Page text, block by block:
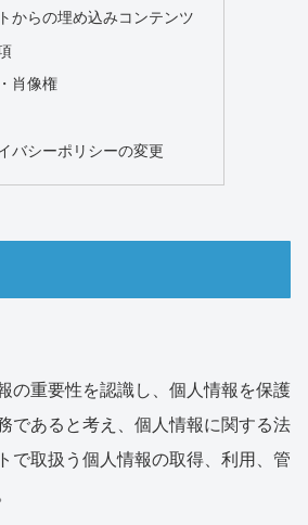
からの埋め込みコンテンツ
肖像権
バシーポリシーの変更
の重要性を認識し、個人情報を保護
であると考え、個人情報に関する法
で取扱う個人情報の取得、利用、管